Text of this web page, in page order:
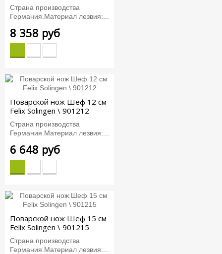
Страна производства
Германия.Материал лезвия:...
8 358 руб
Поварской нож Шеф 12 см
Felix Solingen \ 901212
Страна производства
Германия.Материал лезвия:...
6 648 руб
Поварской нож Шеф 15 см
Felix Solingen \ 901215
Страна производства
Германия.Материал лезвия:...